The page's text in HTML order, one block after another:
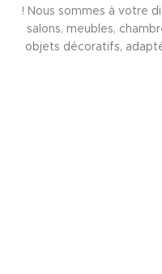
! Nous sommes à votre
salons, meubles,
objets décoratifs,